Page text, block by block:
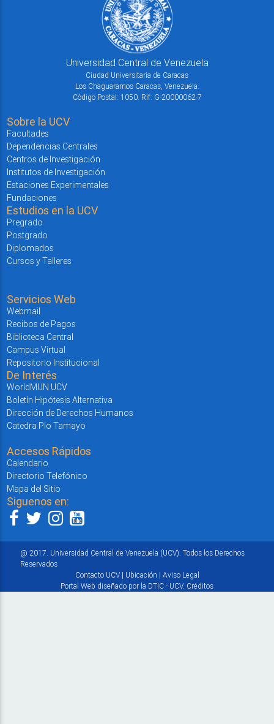
Universidad Central de Venezuela
Ciudad Universitaria de Caracas
Los Chaguaramos Caracas, Venezuela.
Código Postal: 1050. Rif: G-20000062-7
Sobre la UCV
Facultades
Dependencias Centrales
Centros de Investigación
Institutos de Investigación
Estaciones Experimentales
Fundaciones
Estudios en la UCV
Pregrado
Postgrado
Diplomados
Cursos y Talleres
Servicios Web
Webmail
Recibos de Pagos
Biblioteca Central
Campus Virtual
Repositorio Institucional
De Interés
WorldMUN UCV
Boletín Hipótesis Alternativa
Dirección de Derechos Humanos
Catedra Pio Tamayo
Accesos Rápidos
Calendario
Directorio Telefónico
Mapa del Sitio
Siguenos en:
@ 2017. Universidad Central de Venezuela (UCV). Todos los Derechos
Reservados
Contacto UCV| Ubicación | Aviso Legal
Portal Web diseñado por la DTIC - UCV. Créditos